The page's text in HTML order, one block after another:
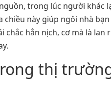
trong lúc người khác
chiều này giúp ngôi nhà
hẳn nịch, cơ mà là
thị